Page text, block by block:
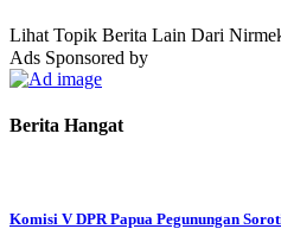
Lihat Topik Berita Lain Dari
Ads Sponsored by
Berita Hangat
Komisi V DPR Papua Pegunungan